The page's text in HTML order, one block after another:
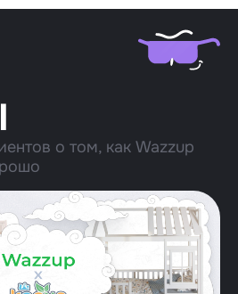
о том, как Wazzup